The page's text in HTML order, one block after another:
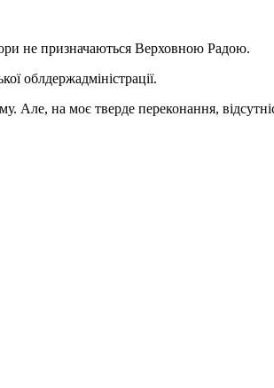
не призначаються Верховною Радою.
облдержадміністрації.
Але, на моє тверде переконання,